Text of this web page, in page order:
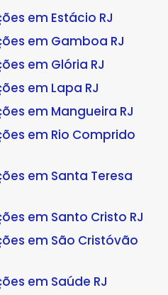
em Estácio RJ
em Gamboa RJ
em Glória RJ
em Lapa RJ
em Mangueira RJ
em Rio Comprido
em Santa Teresa
em Santo Cristo RJ
em São Cristóvão
em Saúde RJ